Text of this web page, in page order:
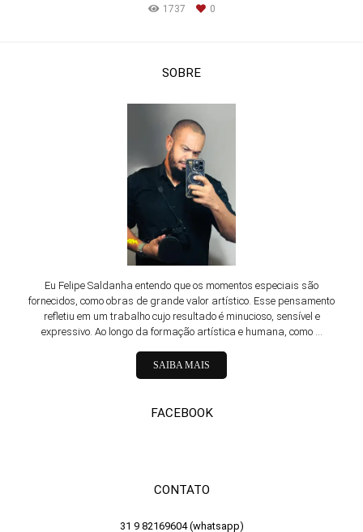
1737 0
SOBRE
Eu Felipe Saldanha entendo que os momentos especiais são
fornecidos, como obras de grande valor artístico. Esse pensamento
refletiu em um trabalho cujo resultado é minucioso, sensível e
expressivo. Ao longo da formação artística e humana, como ...
SAIBA MAIS
FACEBOOK
CONTATO
31 9 82169604 (whatsapp)